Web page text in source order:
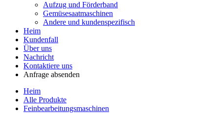
Aufzug und Förderband
Gemüsesaatmaschinen
Andere und kundenspezifisch
Heim
Kundenfall
Über uns
Nachricht
Kontaktiere uns
Anfrage absenden
Heim
Alle Produkte
Feinbearbeitungsmaschinen